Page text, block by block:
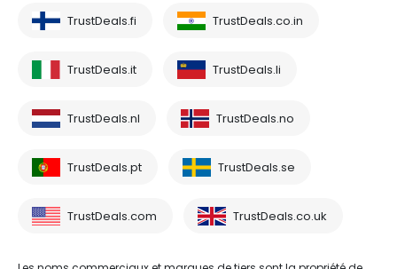
TrustDeals.fi TrustDeals.co.in
TrustDeals.it TrustDeals.li
TrustDeals.nl TrustDeals.no
TrustDeals.pt TrustDeals.se
TrustDeals.com TrustDeals.co.uk